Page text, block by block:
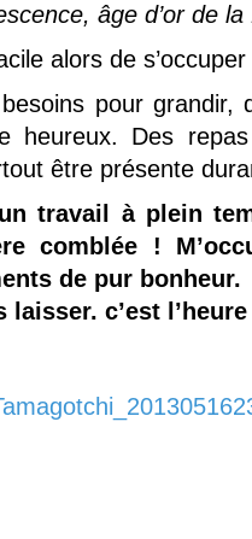
âge d’or de
alors de
pour grandir,
heureux. Des
être présente
travail à plein
comblée !
de pur bonheur.
laisser. c’est